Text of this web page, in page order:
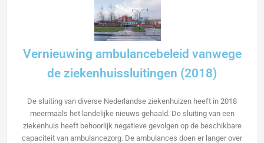
Vernieuwing ambulancebeleid vanwege
de ziekenhuissluitingen (2018)
De sluiting van diverse Nederlandse ziekenhuizen heeft in 2018
meermaals het landelijke nieuws gehaald. De sluiting van een
ziekenhuis heeft behoorlijk negatieve gevolgen op de beschikbare
capaciteit van ambulancezorg. De ambulances doen er langer over